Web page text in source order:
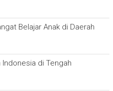
Belajar Anak di Daerah
Indonesia di Tengah